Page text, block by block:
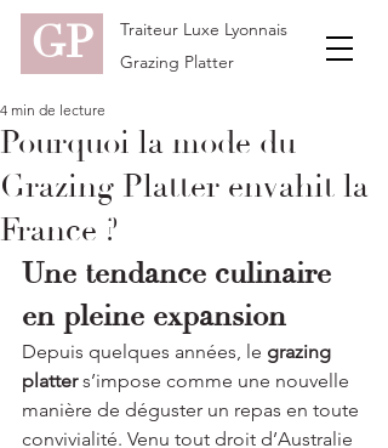
GP
Traiteur Luxe Lyonnais
Grazing Platter
Pourquoi la mode du
Grazing Platter envahit la
France ?
4 min de lecture
Une tendance culinaire
en pleine expansion
Depuis quelques années, le grazing
platter s’impose comme une nouvelle
manière de déguster un repas en toute
convivialité. Venu tout droit d’Australie